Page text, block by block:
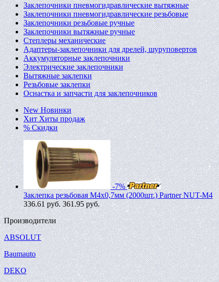
Заклепочники пневмогидравлические вытяжные
Заклепочники пневмогидравлические резьбовые
Заклепочники резьбовые ручные
Заклепочники вытяжные ручные
Степлеры механические
Адаптеры-заклепочники для дрелей, шуруповертов
Аккумуляторные заклепочники
Электрические заклепочники
Вытяжные заклепки
Резьбовые заклепки
Оснастка и запчасти для заклепочников
New Новинки
Хит Хиты продаж
% Скидки
-7%
Заклепка резьбовая M4х0,7мм (2000шт.) Partner NUT-M4
336.61руб. 361.95 руб.
Производители
ABSOLUT
Baumauto
DEKO